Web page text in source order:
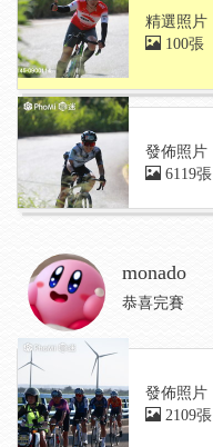
精選照片
100張
發佈照片
6119張
monado
恭喜完賽
發佈照片
2109張